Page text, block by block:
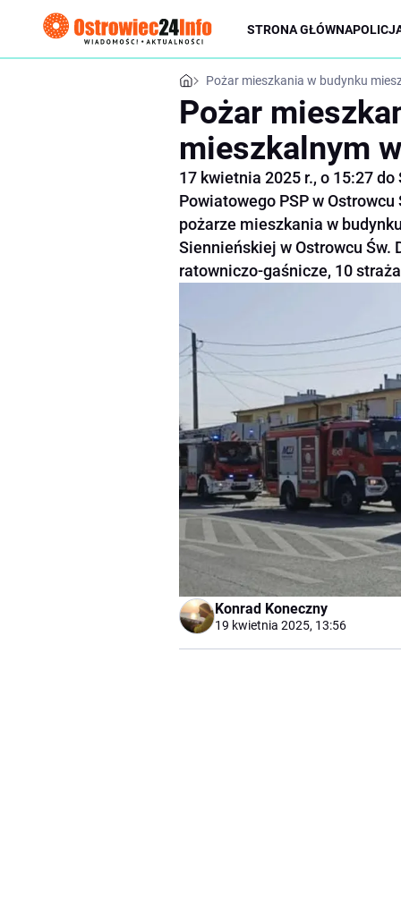
STRONA GŁÓWNA
Pożar mieszkania w budynku
Pożar
mieszkalnym
17 kwietnia 2025 r., o 15:27
Powiatowego PSP w Ostrowcu
pożarze mieszkania w
Siennieńskiej w Ostrowcu Św.
ratowniczo-gaśnicze, 10
Konrad Koneczny
19 kwietnia 2025, 13:56